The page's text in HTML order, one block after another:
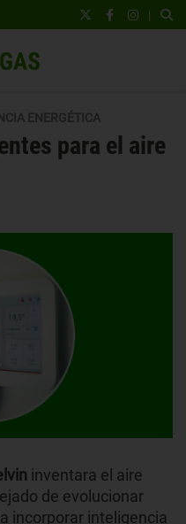
|
ENERGÉTICA
para el aire
inventara el aire
de evolucionar
incorporar inteligencia